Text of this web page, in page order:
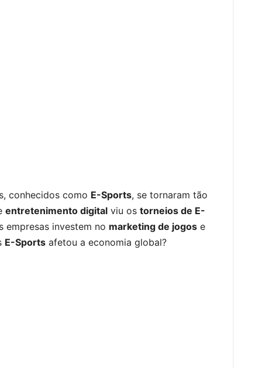
conhecidos como E-Sports, se tornaram tão
entretenimento digitalviu os torneios de E-
empresas investem no marketing de jogose
E-Sportsafetou a economia global?